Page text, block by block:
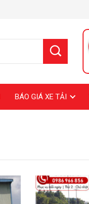
BÁO GIÁ XE TẢI